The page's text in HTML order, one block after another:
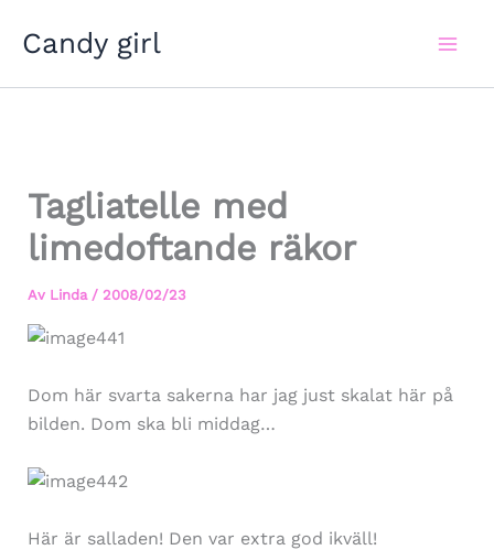
Candy girl
Tagliatelle med
limedoftande räkor
Av Linda / 2008/02/23
Dom här svarta sakerna har jag just skalat här på
bilden. Dom ska bli middag…
Här är salladen! Den var extra god ikväll!